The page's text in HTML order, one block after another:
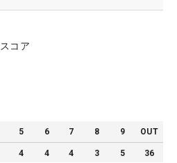
コア
5 6 7 8 9 OUT
4 4 4 3 5 36